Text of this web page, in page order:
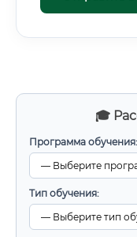
🎓
Программа обучения:
Тип обучения: